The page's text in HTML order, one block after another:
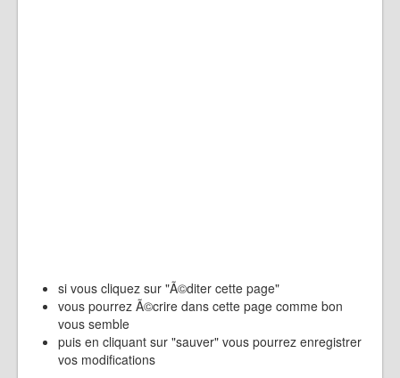
si vous cliquez sur "Ã©diter cette page"
vous pourrez Ã©crire dans cette page comme bon
vous semble
puis en cliquant sur "sauver" vous pourrez enregistrer
vos modifications